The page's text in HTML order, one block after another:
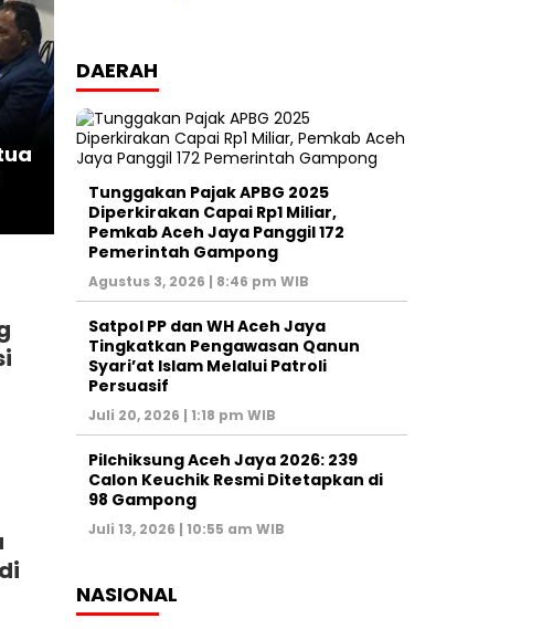
Politik
Pastikan Data Akurat,
Panwaslih Aceh Jaya
Uji Petik PDPB
Triwulan II
Terbanyak,
DAERAH
Tunggakan Pajak APBG 2025
Diperkirakan Capai Rp1 Miliar,
Pemkab Aceh Jaya Panggil 172
Pemerintah Gampong
Agustus 3, 2026 | 8:46 pm WIB
Satpol PP dan WH Aceh Jaya
Tingkatkan Pengawasan Qanun
Syari’at Islam Melalui Patroli
Persuasif
Juli 20, 2026 | 1:18 pm WIB
Pilchiksung Aceh Jaya 2026: 239
Calon Keuchik Resmi Ditetapkan di
98 Gampong
Juli 13, 2026 | 10:55 am WIB
NASIONAL